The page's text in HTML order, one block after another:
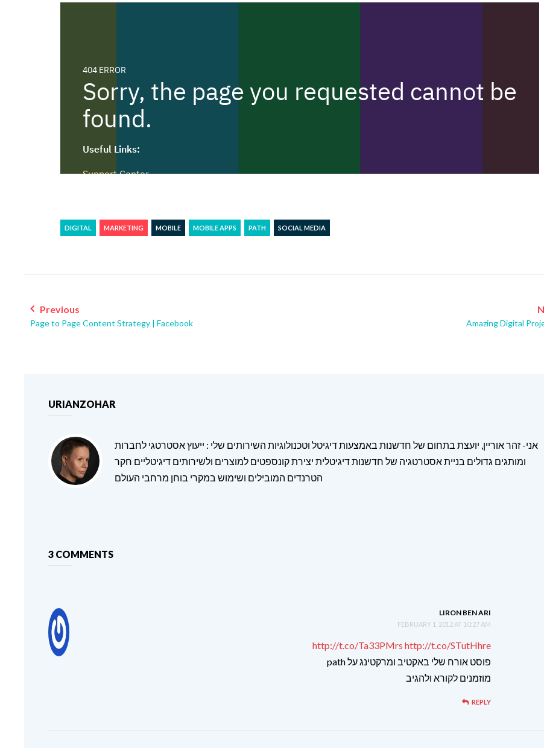
DIGITAL MARKETING MOBILE MOBILE APPS PATH SOCIAL MEDIA
Previous
Page to Page Content Strategy | Facebook Amazing Digital
URIANZOHAR
אני- זהר אוריין, יועצת בתחום של חדשנות באמצעות דיגיטל וטכנולוגיות השירותים שלי : ייעוץ אסטרטגי לחברות
ומותגים גדולים בניית אסטרטגיה של חדשנות דיגיטלית יצירת קונספטים למוצרים ולשירותים דיגיטליים חקר
הטרנדים המובילים ושימוש במקרי בוחן מרחבי העולם
3 COMMENTS
LIRON BEN ARI
FEBRUARY 1, 2012 AT 10:27 AM
http://t.co/Ta33PMrs http://t.co/STutHhre
פוסט אורח שלי באקטיב ומרקטינג על path
מוזמנים לקורא ולהגיב
REPLY